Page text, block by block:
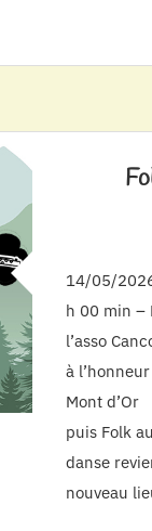
14/05/
h 00 min –
l’asso
à
Mont d’Or
puis Folk
danse
nouveau